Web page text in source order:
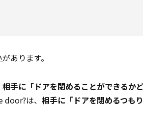
があります。
相手に「ドアを閉めることができるか
は、 相手に「ドアを閉めるつも